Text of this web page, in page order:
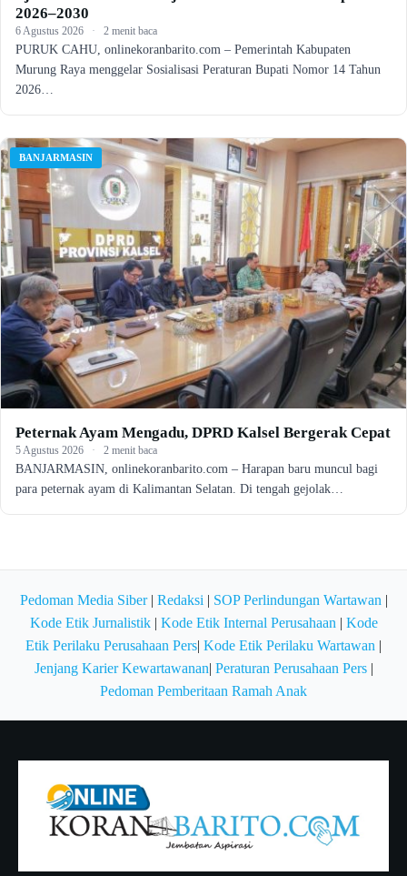
2026–2030
6 Agustus 2026 · 2 menit baca
PURUK CAHU, onlinekoranbarito.com – Pemerintah Kabupaten
Murung Raya menggelar Sosialisasi Peraturan Bupati Nomor 14 Tahun
2026…
BANJARMASIN
Peternak Ayam Mengadu, DPRD Kalsel Bergerak Cepat
5 Agustus 2026 · 2 menit baca
BANJARMASIN, onlinekoranbarito.com – Harapan baru muncul bagi
para peternak ayam di Kalimantan Selatan. Di tengah gejolak…
Pedoman Media Siber| Redaksi| SOP Perlindungan Wartawan|
Kode Etik Jurnalistik| Kode Etik Internal Perusahaan| Kode
Etik Perilaku Perusahaan Pers Kode Etik Perilaku Wartawan
Jenjang Karier Kewartawanan| Peraturan Perusahaan Pers|
Pedoman Pemberitaan Ramah Anak